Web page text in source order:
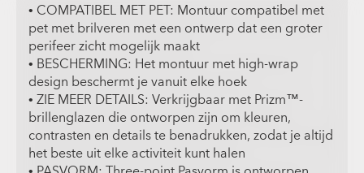
• COMPATIBEL MET PET: Montuur compatibel met
pet met brilveren met een ontwerp dat een groter
perifeer zicht mogelijk maakt
• BESCHERMING: Het montuur met high-wrap
design beschermt je vanuit elke hoek
• ZIE MEER DETAILS: Verkrijgbaar met Prizm™-
brillenglazen die ontworpen zijn om kleuren,
contrasten en details te benadrukken, zodat je altijd
het beste uit elke activiteit kunt halen